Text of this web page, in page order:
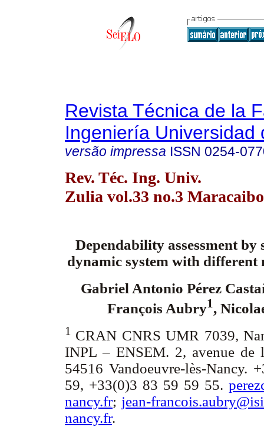
Revista Técnica de la
Ingeniería Universidad
versão impressa ISSN 0254-
Rev. Téc. Ing. Univ.
Zulia vol.33 no.3
Dependability assessment
dynamic system with different
Gabriel Antonio Pérez
François Aubry1,
1 CRAN CNRS UMR 7039,
INPL – ENSEM. 2, avenue de
54516 Vandoeuvre-lès-Nancy.
59, +33(0)3 83 59 59 55.
nancy.fr; jean-
nancy.fr.